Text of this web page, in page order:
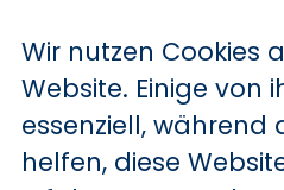
Textilfussmatten
Türgriffe außen
Warnanlage für
Wir nutzen Cookies
Website. Einige von
essenziell, während
helfen, diese